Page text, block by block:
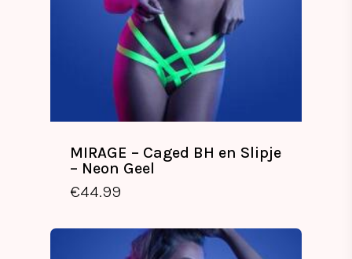
MIRAGE – Caged BH en Slipje
– Neon Geel
€44.99